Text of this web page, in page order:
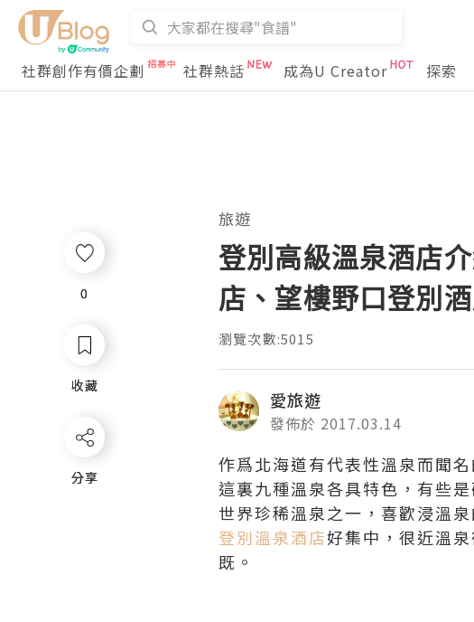
社群創作有價企劃
社群熱話 成為U Creator 探索
0
收藏
分享
旅遊
登別高級溫泉酒店
店、望樓野口登別
瀏覽次數:5015
愛旅遊
發佈於 2017.03.14
作爲北海道有代表性溫泉而聞
這裏九種溫泉各具特色，有些
世界珍稀溫泉之一，喜歡浸溫
登別溫泉酒店好集中，很近溫
既。
0
收藏
分享